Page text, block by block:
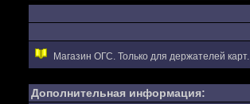
Магазин ОГС. Только для держателей карт.
Дополнительная информация: